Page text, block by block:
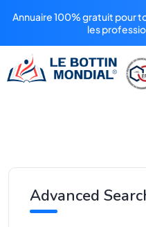
Annuaire 100% gratuit pour
les
Advanced